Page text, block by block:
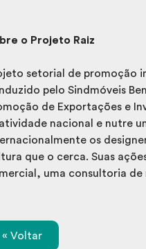
o Projeto Raiz
setorial de promoção
pelo Sindmóveis
de Exportações e
nacional e nutre
os
que o cerca. Suas
uma consultoria de
« Voltar